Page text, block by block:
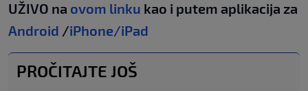
UŽIVO na ovom linku kao i putem aplikacija za
Android /iPhone/iPad
PROČITAJTE JOŠ